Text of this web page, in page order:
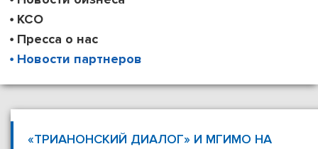
КСО
Пресса о нас
Новости партнеров
«ТРИАНОНСКИЙ ДИАЛОГ» И МГИМО НА